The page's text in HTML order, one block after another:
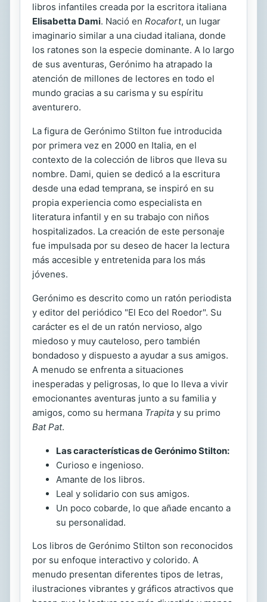
libros infantiles creada por la escritora italiana
Elisabetta Dami. Nació en Rocafort, un lugar
imaginario similar a una ciudad italiana, donde
los ratones son la especie dominante. A lo largo
de sus aventuras, Gerónimo ha atrapado la
atención de millones de lectores en todo el
mundo gracias a su carisma y su espíritu
aventurero.
La figura de Gerónimo Stilton fue introducida
por primera vez en 2000 en Italia, en el
contexto de la colección de libros que lleva su
nombre. Dami, quien se dedicó a la escritura
desde una edad temprana, se inspiró en su
propia experiencia como especialista en
literatura infantil y en su trabajo con niños
hospitalizados. La creación de este personaje
fue impulsada por su deseo de hacer la lectura
más accesible y entretenida para los más
jóvenes.
Gerónimo es descrito como un ratón periodista
y editor del periódico "El Eco del Roedor". Su
carácter es el de un ratón nervioso, algo
miedoso y muy cauteloso, pero también
bondadoso y dispuesto a ayudar a sus amigos.
A menudo se enfrenta a situaciones
inesperadas y peligrosas, lo que lo lleva a vivir
emocionantes aventuras junto a su familia y
amigos, como su hermana Trapita y su primo
Bat Pat.
Las características de Gerónimo Stilton:
Curioso e ingenioso.
Amante de los libros.
Leal y solidario con sus amigos.
Un poco cobarde, lo que añade encanto a
su personalidad.
Los libros de Gerónimo Stilton son reconocidos
por su enfoque interactivo y colorido. A
menudo presentan diferentes tipos de letras,
ilustraciones vibrantes y gráficos atractivos que